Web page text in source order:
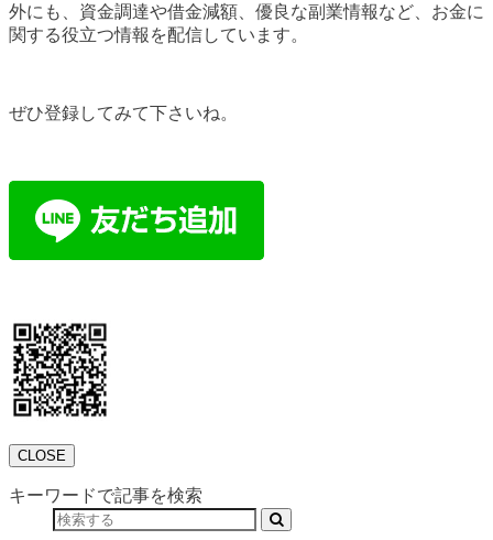
外にも、資金調達や借金減額、優良な副業情報など、お金に
関する役立つ情報を配信しています。
ぜひ登録してみて下さいね。
CLOSE
キーワードで記事を検索